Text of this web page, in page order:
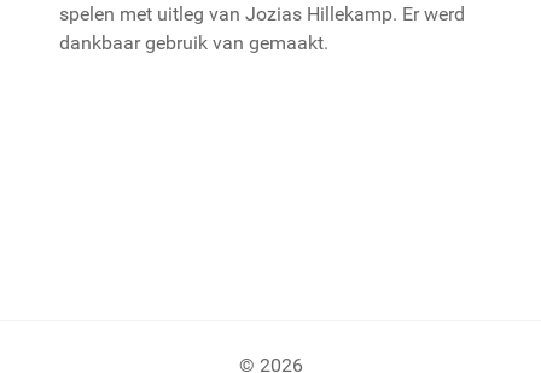
spelen met uitleg van Jozias Hillekamp. Er werd
dankbaar gebruik van gemaakt.
© 2026